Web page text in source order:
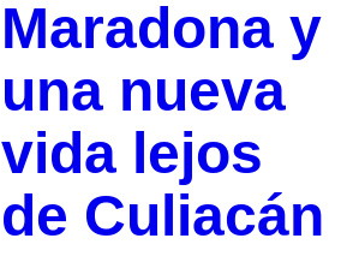
Maradona y
una nueva
vida lejos
de Culiacán